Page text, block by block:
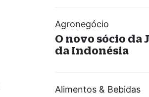
Agronegócio
O novo sócio da
da Indonésia
Alimentos & Bebidas